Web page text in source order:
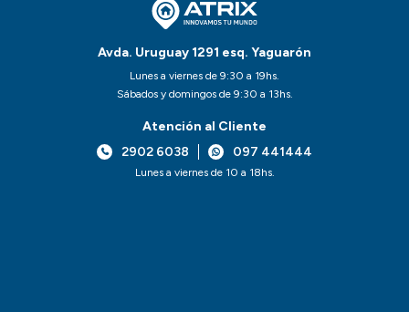
Avda. Uruguay 1291 esq. Yaguarón
Lunes a viernes de 9:30 a 19hs.
Sábados y domingos de 9:30 a 13hs.
Atención al Cliente
2902 6038
097 441444
Lunes a viernes de 10 a 18hs.